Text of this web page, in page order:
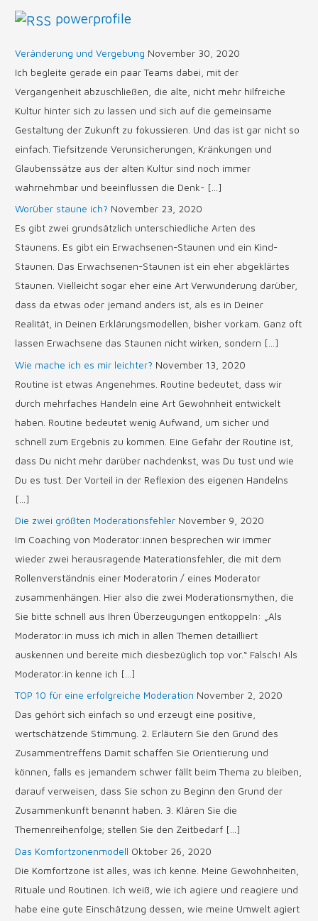
:
powerprofile
Veränderung und Vergebung November 30, 2020
Ich begleite gerade ein paar Teams dabei, mit der
Vergangenheit abzuschließen, die alte, nicht mehr hilfreiche
Kultur hinter sich zu lassen und sich auf die gemeinsame
Gestaltung der Zukunft zu fokussieren. Und das ist gar nicht so
einfach. Tiefsitzende Verunsicherungen, Kränkungen und
Glaubenssätze aus der alten Kultur sind noch immer
wahrnehmbar und beeinflussen die Denk- […]
Worüber staune ich? November 23, 2020
Es gibt zwei grundsätzlich unterschiedliche Arten des
Staunens. Es gibt ein Erwachsenen-Staunen und ein Kind-
Staunen. Das Erwachsenen-Staunen ist ein eher abgeklärtes
Staunen. Vielleicht sogar eher eine Art Verwunderung darüber,
dass da etwas oder jemand anders ist, als es in Deiner
Realität, in Deinen Erklärungsmodellen, bisher vorkam. Ganz oft
lassen Erwachsene das Staunen nicht wirken, sondern […]
Wie mache ich es mir leichter? November 13, 2020
Routine ist etwas Angenehmes. Routine bedeutet, dass wir
durch mehrfaches Handeln eine Art Gewohnheit entwickelt
haben. Routine bedeutet wenig Aufwand, um sicher und
schnell zum Ergebnis zu kommen. Eine Gefahr der Routine ist,
dass Du nicht mehr darüber nachdenkst, was Du tust und wie
Du es tust. Der Vorteil in der Reflexion des eigenen Handelns
[…]
Die zwei größten Moderationsfehler November 9, 2020
Im Coaching von Moderator:innen besprechen wir immer
wieder zwei herausragende Materationsfehler, die mit dem
Rollenverständnis einer Moderatorin / eines Moderator
zusammenhängen. Hier also die zwei Moderationsmythen, die
Sie bitte schnell aus Ihren Überzeugungen entkoppeln: „Als
Moderator:in muss ich mich in allen Themen detailliert
auskennen und bereite mich diesbezüglich top vor.“ Falsch! Als
Moderator:in kenne ich […]
TOP 10 für eine erfolgreiche Moderation November 2, 2020
Das gehört sich einfach so und erzeugt eine positive,
wertschätzende Stimmung. 2. Erläutern Sie den Grund des
Zusammentreffens Damit schaffen Sie Orientierung und
können, falls es jemandem schwer fällt beim Thema zu bleiben,
darauf verweisen, dass Sie schon zu Beginn den Grund der
Zusammenkunft benannt haben. 3. Klären Sie die
Themenreihenfolge; stellen Sie den Zeitbedarf […]
Das Komfortzonenmodell Oktober 26, 2020
Die Komfortzone ist alles, was ich kenne. Meine Gewohnheiten,
Rituale und Routinen. Ich weiß, wie ich agiere und reagiere und
habe eine gute Einschätzung dessen, wie meine Umwelt agiert